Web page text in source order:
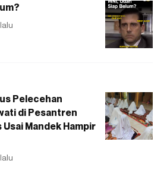
Pelecehan
di Pesantren
Mandek Hampir